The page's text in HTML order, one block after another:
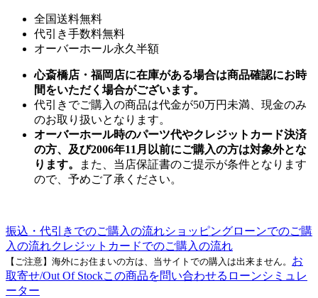
全国送料無料
代引き手数料無料
オーバーホール永久半額
心斎橋店・福岡店に在庫がある場合は商品確認にお時
間をいただく場合がございます。
代引きでご購入の商品は代金が50万円未満、現金のみ
のお取り扱いとなります。
オーバーホール時のパーツ代やクレジットカード決済
の方、及び2006年11月以前にご購入の方は対象外とな
ります。
また、当店保証書のご提示が条件となります
ので、予めご了承ください。
振込・代引きでのご購入の流れショッピングローンでのご購
入の流れクレジットカードでのご購入の流れ
【ご注意】海外にお住まいの方は、当サイトでの購入は出来ません。 お
取寄せ/Out Of Stockこの商品を問い合わせる ローンシミュレ
ーター